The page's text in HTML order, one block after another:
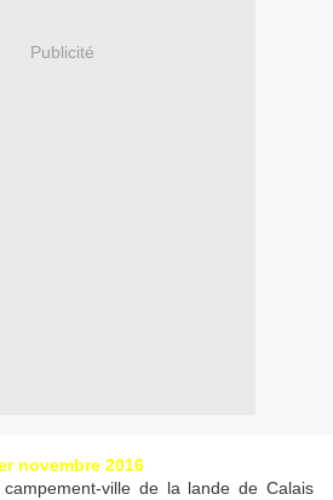
Publicité
novembre 2016
ville de la lande de Calais